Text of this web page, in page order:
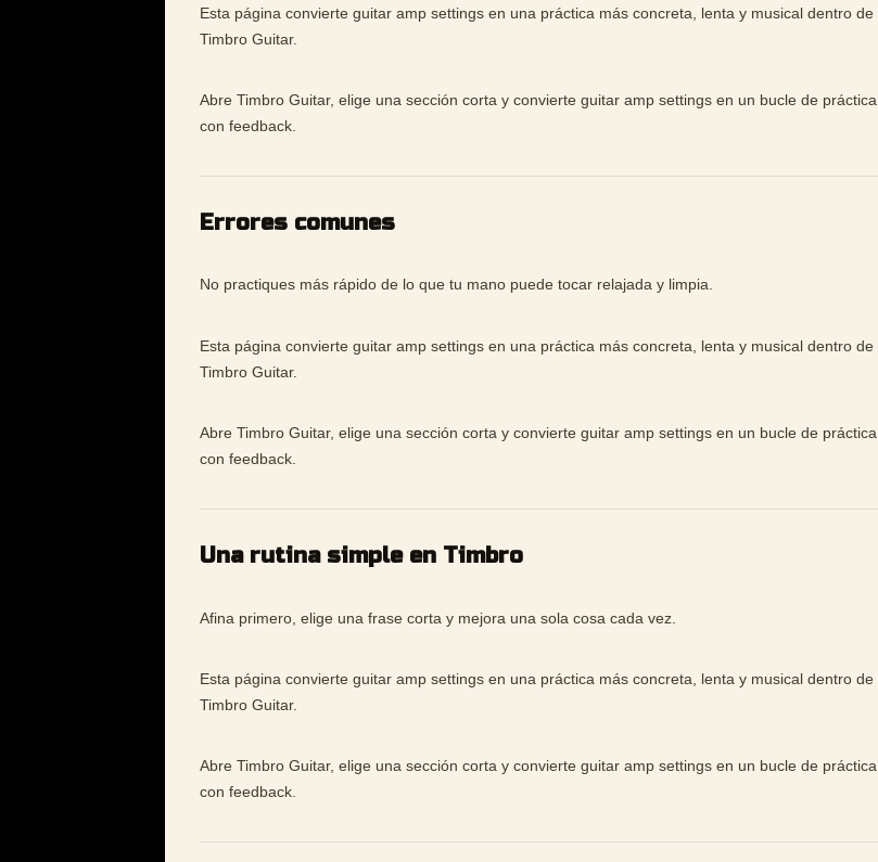
Esta página convierte guitar amp settings en una práctica más concreta, lenta y musical dentro de
Timbro Guitar.
Abre Timbro Guitar, elige una sección corta y convierte guitar amp settings en un bucle de práctica
con feedback.
Errores comunes
No practiques más rápido de lo que tu mano puede tocar relajada y limpia.
Esta página convierte guitar amp settings en una práctica más concreta, lenta y musical dentro de
Timbro Guitar.
Abre Timbro Guitar, elige una sección corta y convierte guitar amp settings en un bucle de práctica
con feedback.
Una rutina simple en Timbro
Afina primero, elige una frase corta y mejora una sola cosa cada vez.
Esta página convierte guitar amp settings en una práctica más concreta, lenta y musical dentro de
Timbro Guitar.
Abre Timbro Guitar, elige una sección corta y convierte guitar amp settings en un bucle de práctica
con feedback.